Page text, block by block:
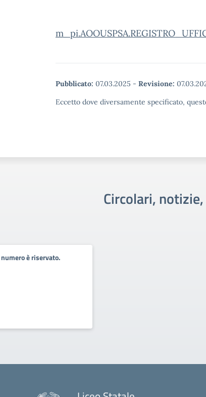
Pubblicato: 07.03.2025 - Revisione:
Eccetto dove diversamente specificato,
Circolari,
è riservato.